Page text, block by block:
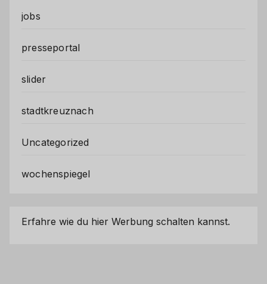
jobs
presseportal
slider
stadtkreuznach
Uncategorized
wochenspiegel
Erfahre wie du hier Werbung schalten kannst.